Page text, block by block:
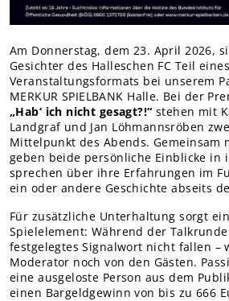
NACHWUCHS
MITGLIEDER
Online-Antrag
Am Donnerstag, dem 23. April 2026,
Gesichter des Halleschen FC Teil eines
Veranstaltungsformats bei unserem
MERKUR SPIELBANK Halle. Bei der
„Hab‘ ich nicht gesagt?!“ stehen mit
Landgraf und Jan Löhmannsröben
Mittelpunkt des Abends. Gemeinsam
geben beide persönliche Einblicke in
sprechen über ihre Erfahrungen im
ein oder andere Geschichte abseits
Für zusätzliche Unterhaltung sorgt
Spielelement: Während der
festgelegtes Signalwort nicht fallen –
Moderator noch von den Gästen.
eine ausgeloste Person aus dem
einen Bargeldgewinn von bis zu 666